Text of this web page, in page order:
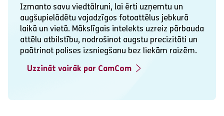
Izmanto savu viedtālruni, lai ērti uzņemtu un
augšupielādētu vajadzīgos fotoattēlus jebkurā
laikā un vietā. Mākslīgais intelekts uzreiz pārbauda
attēlu atbilstību, nodrošinot augstu precizitāti un
paātrinot polises izsniegšanu bez liekām raizēm.
Uzzināt vairāk par CamCom